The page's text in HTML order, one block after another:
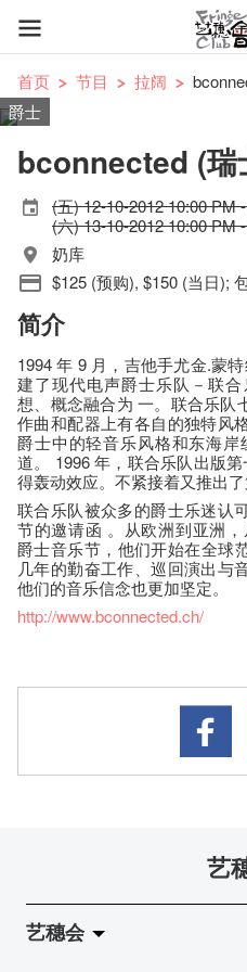
首页 节目 拉阔
爵士
bconnected (瑞
(五) 12-10-2012 10:00 PM
(六) 13-10-2012 10:00 PM
奶库
$125 (预购), $150 (当日);
简介
1994 年 9 月，吉他手尤金.蒙
建了现代电声爵士乐队－联
想、概念融合为 一。联合乐队
作曲和配器上有各自的独特风
爵士中的轻音乐风格和东海
道。 1996 年​，联合乐队出版
得轰动效应。不紧接着又推出了
联合乐队被众多的爵士乐迷认
节的邀请函 。从欧洲到亚洲
爵士音乐节，他们开始在全球
几年的勤奋工作、巡回演出与
他们的音乐信念也更加坚定。
http://www.bconnected.ch/
艺
艺穗会